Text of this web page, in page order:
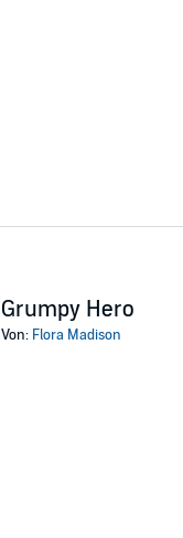
Grumpy Hero
Von: Flora Madison